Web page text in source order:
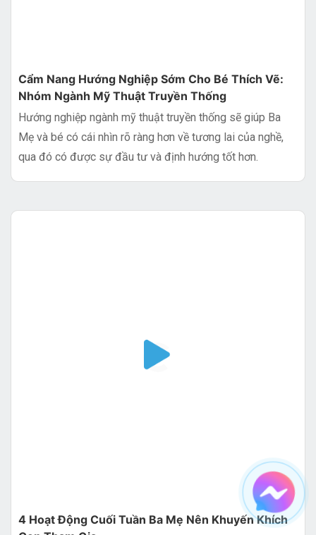
Cẩm Nang Hướng Nghiệp Sớm Cho Bé Thích Vẽ:
Nhóm Ngành Mỹ Thuật Truyền Thống
Hướng nghiệp ngành mỹ thuật truyền thống sẽ giúp Ba
Mẹ và bé có cái nhìn rõ ràng hơn về tương lai của nghề,
qua đó có được sự đầu tư và định hướng tốt hơn.
4 Hoạt Động Cuối Tuần Ba Mẹ Nên Khuyến Khích